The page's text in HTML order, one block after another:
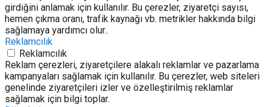
girdiğini anlamak için kullanılır. Bu çerezler, ziyaretçi sayısı,
hemen çıkma oranı, trafik kaynağı vb. metrikler hakkında bilgi
sağlamaya yardımcı olur..
Reklamcılık
Reklamcılık
Reklam çerezleri, ziyaretçilere alakalı reklamlar ve pazarlama
kampanyaları sağlamak için kullanılır. Bu çerezler, web siteleri
genelinde ziyaretçileri izler ve özelleştirilmiş reklamlar
sağlamak için bilgi toplar.